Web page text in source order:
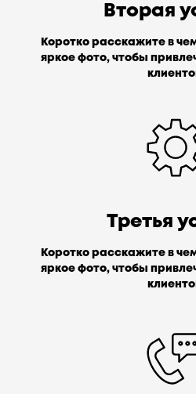
Вторая
Коротко расскажите в
яркое фото, чтобы
Третья
Коротко расскажите в
яркое фото, чтобы